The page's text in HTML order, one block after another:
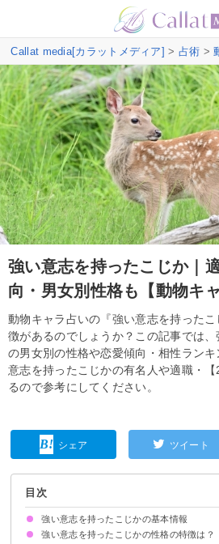
Callat media[カラットメディア] > 占術 >
強い意志を持ったこじか｜
向・男女別性格も【動物キ
動物キャラ占いの『強い意志を持った
徴があるのでしょうか？この記事では
の男女別の性格や恋愛傾向・相性ラン
意志を持ったこじかの有名人や適職・
るので参考にしてください。
シェア ツイート
目次
強い意志を持ったこじかの基本情報
強い意志を持ったこじかの性格の特徴は？